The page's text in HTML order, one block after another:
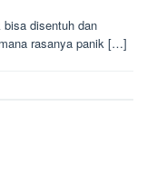
disentuh dan
rasanya panik […]